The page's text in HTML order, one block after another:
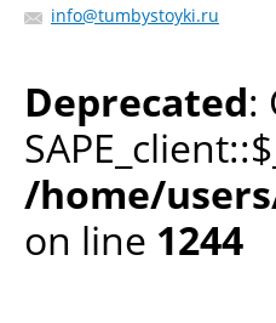
info@tumbystoyki.ru
Deprecated:
/home/
on line 1244